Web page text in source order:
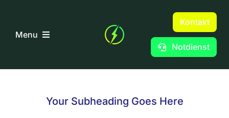
content
Menu
Smart Home
Kontakt
Notdienst
Your Subheading Goes Here